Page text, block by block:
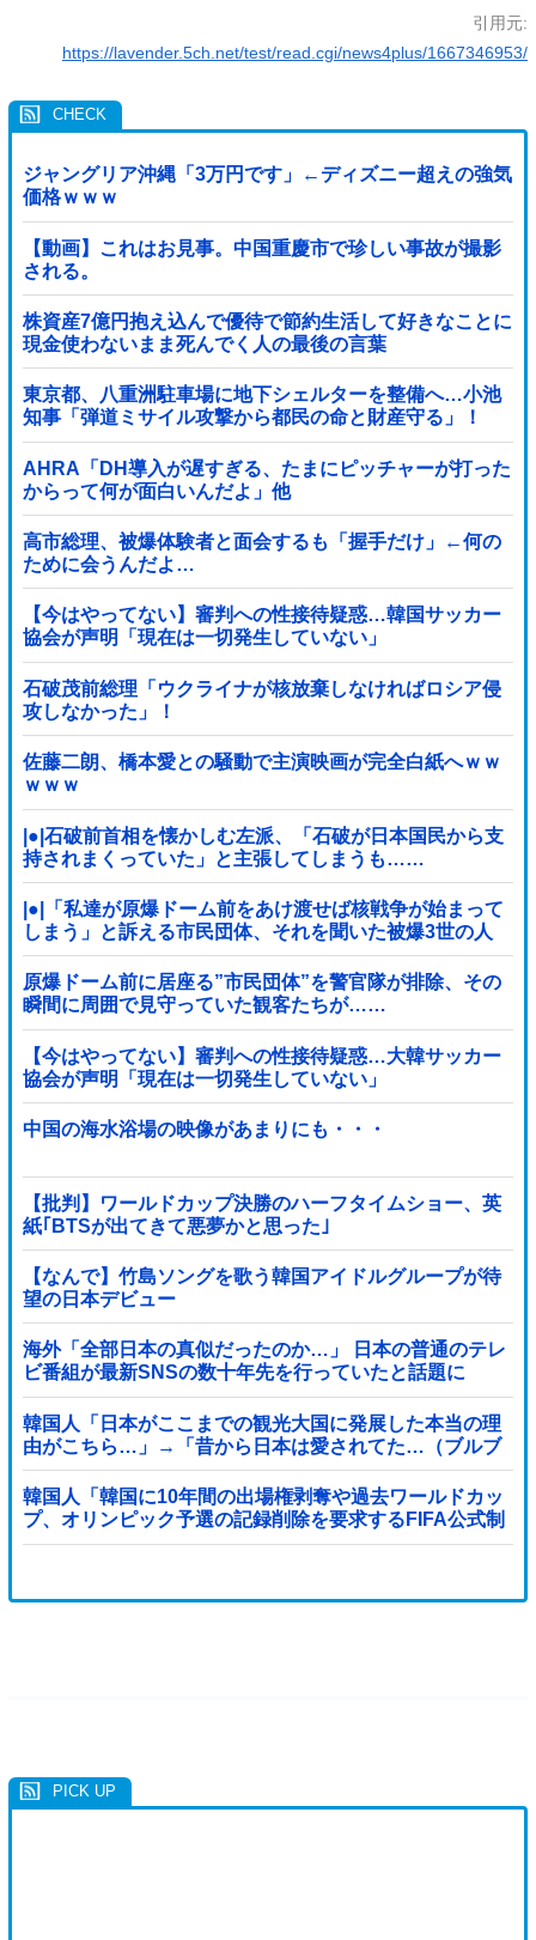
引用元:
https://lavender.5ch.net/test/read.cgi/news4plus/1667346953/
ジャングリア沖縄「3万円です」←ディズニー超えの強気
価格ｗｗｗ
【動画】これはお見事。中国重慶市で珍しい事故が撮影
される。
株資産7億円抱え込んで優待で節約生活して好きなことに
現金使わないまま死んでく人の最後の言葉
東京都、八重洲駐車場に地下シェルターを整備へ…小池
知事「弾道ミサイル攻撃から都民の命と財産守る」！
AHRA「DH導入が遅すぎる、たまにピッチャーが打った
からって何が面白いんだよ」他
高市総理、被爆体験者と面会するも「握手だけ」←何の
ために会うんだよ…
【今はやってない】審判への性接待疑惑…韓国サッカー
協会が声明「現在は一切発生していない」
石破茂前総理「ウクライナが核放棄しなければロシア侵
攻しなかった」！
佐藤二朗、橋本愛との騒動で主演映画が完全白紙へｗｗ
ｗｗｗ
|●|石破前首相を懐かしむ左派、「石破が日本国民から支
持されまくっていた」と主張してしまうも……
|●|「私達が原爆ドーム前をあけ渡せば核戦争が始まって
しまう」と訴える市民団体、それを聞いた被爆3世の人
が……
原爆ドーム前に居座る”市民団体”を警官隊が排除、その
瞬間に周囲で見守っていた観客たちが……
【今はやってない】審判への性接待疑惑…大韓サッカー
協会が声明「現在は一切発生していない」
中国の海水浴場の映像があまりにも・・・
【批判】ワールドカップ決勝のハーフタイムショー、英
紙｢BTSが出てきて悪夢かと思った｣
【なんで】竹島ソングを歌う韓国アイドルグループが待
望の日本デビュー
海外「全部日本の真似だったのか…」 日本の普通のテレ
ビ番組が最新SNSの数十年先を行っていたと話題に
韓国人「日本がここまでの観光大国に発展した本当の理
由がこちら…」→「昔から日本は愛されてた…（ブルブ
ル」＝韓国の反応
韓国人「韓国に10年間の出場権剥奪や過去ワールドカッ
プ、オリンピック予選の記録削除を要求するFIFA公式制
裁を海外メディアが報道！」